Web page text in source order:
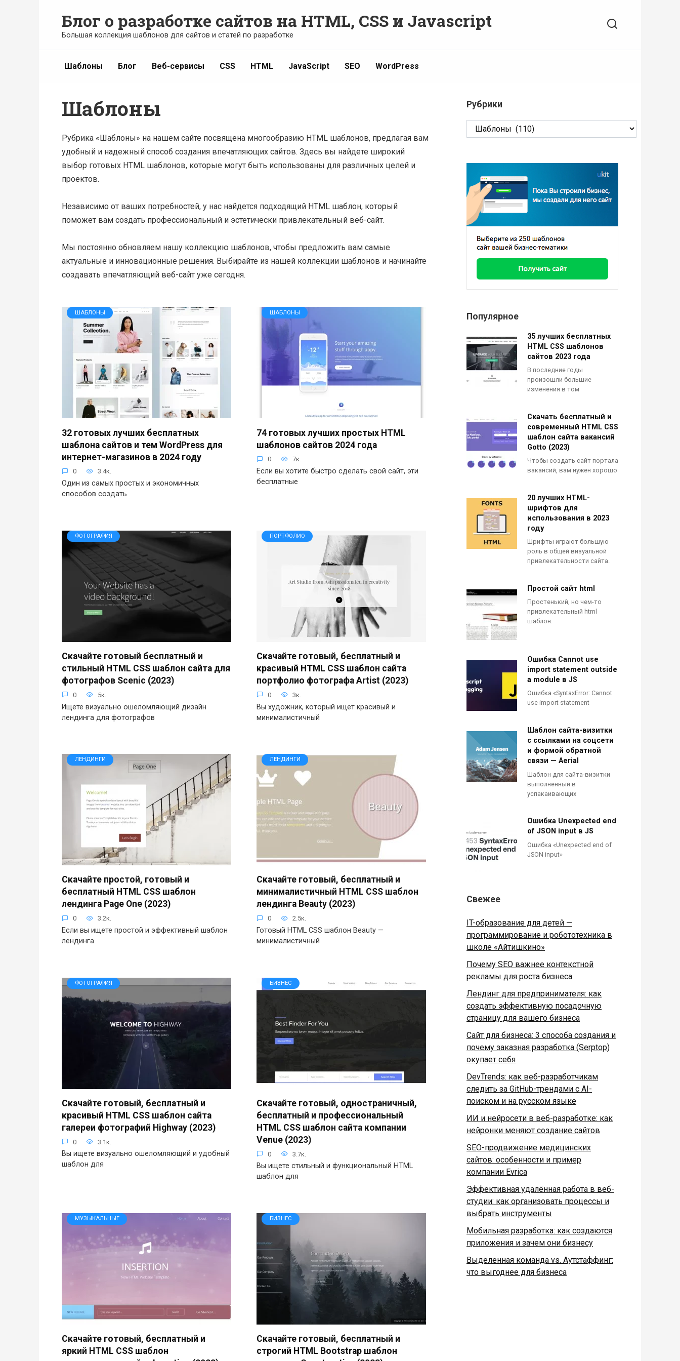
Блог о разработке сайтов на HTML, CSS и Javascript
Большая коллекция шаблонов для сайтов и статей по разработке
Шаблоны Блог Веб-сервисы CSS HTML JavaScript SEO WordPress
Шаблоны
Рубрика «Шаблоны» на нашем сайте посвящена многообразию HTML шаблонов, предлагая вам
удобный и надежный способ создания впечатляющих сайтов. Здесь вы найдете широкий
выбор готовых HTML шаблонов, которые могут быть использованы для различных целей и
проектов.
Независимо от ваших потребностей, у нас найдется подходящий HTML шаблон, который
поможет вам создать профессиональный и эстетически привлекательный веб-сайт.
Мы постоянно обновляем нашу коллекцию шаблонов, чтобы предложить вам самые
актуальные и инновационные решения. Выбирайте из нашей коллекции шаблонов и начинайте
создавать впечатляющий веб-сайт уже сегодня.
ШАБЛОНЫ
32 готовых лучших бесплатных
шаблона сайтов и тем WordPress для
интернет-магазинов в 2024 году
0 3.4к.
Один из самых простых и экономичных
способов создать
ШАБЛОНЫ
74 готовых лучших простых HTML
шаблонов сайтов 2024 года
0 7к.
Если вы хотите быстро сделать свой сайт, эти
бесплатные
ФОТОГРАФИЯ
Скачайте готовый бесплатный и
стильный HTML CSS шаблон сайта для
фотографов Scenic (2023)
0 5к.
Ищете визуально ошеломляющий дизайн
лендинга для фотографов
ПОРТФОЛИО
Скачайте готовый, бесплатный и
красивый HTML CSS шаблон сайта
портфолио фотографа Artist (2023)
0 3к.
Вы художник, который ищет красивый и
минималистичный
ЛЕНДИНГИ
Скачайте простой, готовый и
бесплатный HTML CSS шаблон
лендинга Page One (2023)
0 3.2к.
Если вы ищете простой и эффективный шаблон
лендинга
ЛЕНДИНГИ
Скачайте готовый, бесплатный и
минималистичный HTML CSS шаблон
лендинга Beauty (2023)
0 2.5к.
Готовый HTML CSS шаблон Beauty —
минималистичный
ФОТОГРАФИЯ
Скачайте готовый, бесплатный и
красивый HTML CSS шаблон сайта
галереи фотографий Highway (2023)
0 3.1к.
Вы ищете визуально ошеломляющий и удобный
шаблон для
БИЗНЕС
Скачайте готовый, одностраничный,
бесплатный и профессиональный
HTML CSS шаблон сайта компании
Venue (2023)
0 3.7к.
Вы ищете стильный и функциональный HTML
шаблон для
МУЗЫКАЛЬНЫЕ
Скачайте готовый, бесплатный и
яркий HTML CSS шаблон
БИЗНЕС
Скачайте готовый, бесплатный и
строгий HTML Bootstrap шаблон
Рубрики
Рубрики
Популярное
35 лучших бесплатных
HTML CSS шаблонов
сайтов 2023 года
В последние годы
произошли большие
изменения в том
Скачать бесплатный и
современный HTML CSS
шаблон сайта вакансий
Gotto (2023)
Чтобы создать сайт портала
вакансий, вам нужен хорошо
20 лучших HTML-
шрифтов для
использования в 2023
году
Шрифты играют большую
роль в общей визуальной
привлекательности сайта.
Простой сайт html
Простенький, но чем-то
привлекательный html
шаблон.
Ошибка Cannot use
import statement outside
a module в JS
Ошибка «SyntaxError: Cannot
use import statement
Шаблон сайта-визитки
с ссылками на соцсети
и формой обратной
связи — Aerial
Шаблон для сайта-визитки
выполненный в
успакаивающих
Ошибка Unexpected end
of JSON input в JS
Ошибка «Unexpected end of
JSON input»
Свежее
IT-образование для детей —
программирование и робототехника в
школе «Айтишкино»
Почему SEO важнее контекстной
рекламы для роста бизнеса
Лендинг для предпринимателя: как
создать эффективную посадочную
страницу для вашего бизнеса
Сайт для бизнеса: 3 способа создания и
почему заказная разработка (Serptop)
окупает себя
DevTrends: как веб-разработчикам
следить за GitHub-трендами с AI-
поиском и на русском языке
ИИ и нейросети в веб-разработке: как
нейронки меняют создание сайтов
SEO-продвижение медицинских
сайтов: особенности и пример
компании Evrica
Эффективная удалённая работа в веб-
студии: как организовать процессы и
выбрать инструменты
Мобильная разработка: как создаются
приложения и зачем они бизнесу
Выделенная команда vs. Аутстаффинг:
что выгоднее для бизнеса